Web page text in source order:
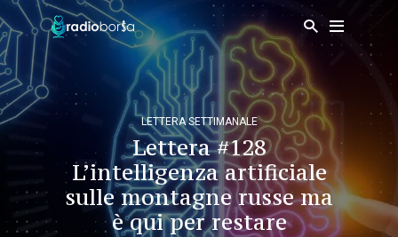
LETTERA SETTIMANALE
Lettera #128
L’intelligenza artificiale
sulle montagne russe ma
è qui per restare